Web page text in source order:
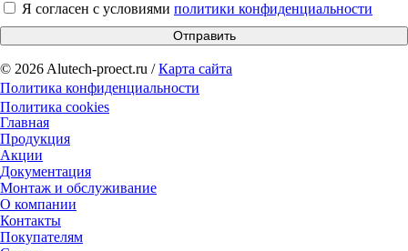
Я согласен с условиями политики конфиденциальности
Отправить
© 2026 Alutech-proect.ru /Карта сайта
Политика конфиденциальности
Политика cookies
Главная
Продукция
Акции
Документация
Монтаж и обслуживание
О компании
Контакты
Покупателям